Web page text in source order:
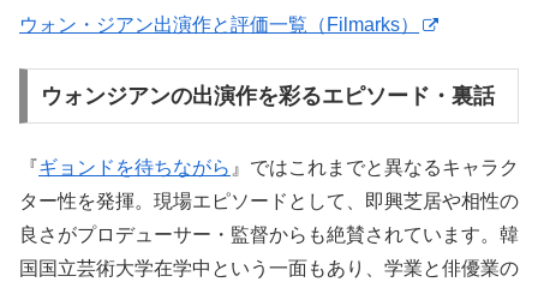
ウォン・ジアン出演作と評価一覧（Filmarks）
ウォンジアンの出演作を彩るエピソード・裏話
『ギョンドを待ちながら 』ではこれまでと異なるキャラク
ター性を発揮。現場エピソードとして、即興芝居や相性の
良さがプロデューサー・監督からも絶賛されています。韓
国国立芸術大学在学中という一面もあり、学業と俳優業の